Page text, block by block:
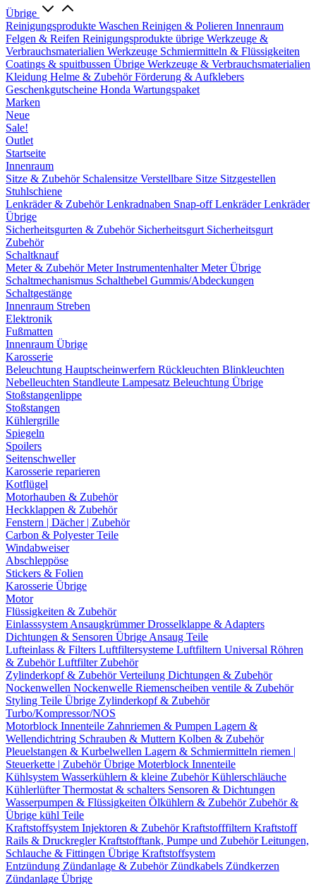
Übrige
Reinigungsprodukte Waschen Reinigen & Polieren Innenraum
Felgen & Reifen Reinigungsprodukte übrige Werkzeuge &
Verbrauchsmaterialien Werkzeuge Schmiermitteln & Flüssigkeiten
Coatings & spuitbussen Übrige Werkzeuge & Verbrauchsmaterialien
Kleidung Helme & ZubehörFörderung & Aufklebers
Geschenkgutscheine Honda Wartungspaket
Marken
Neue
Sale!
Outlet
Startseite
Innenraum
Sitze & Zubehör Schalensitze Verstellbare Sitze Sitzgestellen
Stuhlschiene
Lenkräder & ZubehörLenkradnaben Snap-offLenkräderLenkräder
Übrige
Sicherheitsgurten & Zubehör Sicherheitsgurt Sicherheitsgurt
Zubehör
Schaltknauf
Meter & ZubehörMeterInstrumentenhalterMeter Übrige
Schaltmechanismus Schalthebel Gummis/Abdeckungen
Schaltgestänge
Innenraum Streben
Elektronik
Fußmatten
Innenraum Übrige
Karosserie
Beleuchtung Hauptscheinwerfern Rückleuchten Blinkleuchten
Nebelleuchten Standleute Lampesatz Beleuchtung Übrige
Stoßstangenlippe
Stoßstangen
Kühlergrille
Spiegeln
Spoilers
Seitenschweller
Karosserie reparieren
Kotflügel
Motorhauben & Zubehör
Heckklappen & Zubehör
Fenstern | Dächer | Zubehör
Carbon & Polyester Teile
Windabweiser
Abschleppöse
Stickers & Folien
Karosserie Übrige
Motor
Flüssigkeiten & Zubehör
Einlasssystem AnsaugkrümmerDrosselklappe & Adapters
Dichtungen & Sensoren Übrige Ansaug Teile
Lufteinlass & Filters Luftfiltersysteme Luftfiltern Universal Röhren
& ZubehörLuftfilter Zubehör
Zylinderkopf & ZubehörVerteilung Dichtungen & Zubehör
Nockenwellen Nockenwelle Riemenscheiben ventile & Zubehör
Styling Teile Übrige Zylinderkopf & Zubehör
Turbo/Kompressor/NOS
Motorblock Innenteile Zahnriemen & Pumpen Lagern &
Wellendichtring Schrauben & Muttern Kolben & Zubehör
Pleuelstangen & Kurbelwellen Lagern & Schmiermitteln riemen |
Steuerkette | ZubehörÜbrige Moterblock Innenteile
Kühlsystem Wasserkühlern & kleine ZubehörKühlerschläuche
KühlerlüfterThermostat & schalters Sensoren & Dichtungen
Wasserpumpen & Flüssigkeiten Ölkühlern & Zubehör Zubehör &
Übrige kühl Teile
Kraftstoffsystem Injektoren & ZubehörKraftstofffiltern Kraftstoff
Rails & DruckreglerKraftstofftank, Pumpe und ZubehörLeitungen,
Schlauche & Fittingen Übrige Kraftstoffsystem
Entzündung Zündanlage & Zubehör Zündkabels Zündkerzen
Zündanlage Übrige